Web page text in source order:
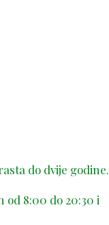
do dvije godine.
od 8:00 do 20:30 i